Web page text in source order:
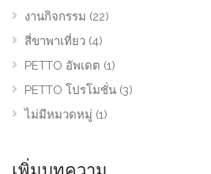
งานกิจกรรม (22)
สี่ขาพาเที่ยว (4)
PETTO อัพเดต (1)
PETTO โปรโมชั่น (3)
ไม่มีหมวดหมู่ (1)